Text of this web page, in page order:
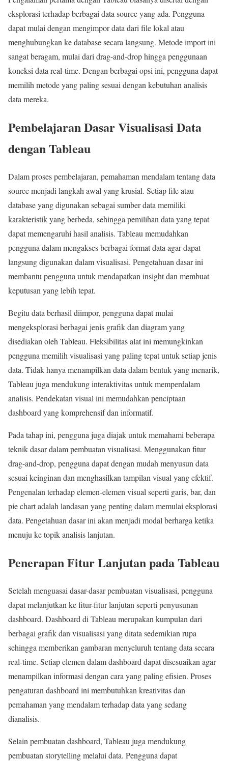
eksplorasi terhadap berbagai data source yang ada. Pengguna
dapat mulai dengan mengimpor data dari file lokal atau
menghubungkan ke database secara langsung. Metode import ini
sangat beragam, mulai dari drag-and-drop hingga penggunaan
koneksi data real-time. Dengan berbagai opsi ini, pengguna dapat
memilih metode yang paling sesuai dengan kebutuhan analisis
data mereka.
Pembelajaran Dasar Visualisasi Data
dengan Tableau
Dalam proses pembelajaran, pemahaman mendalam tentang data
source menjadi langkah awal yang krusial. Setiap file atau
database yang digunakan sebagai sumber data memiliki
karakteristik yang berbeda, sehingga pemilihan data yang tepat
dapat memengaruhi hasil analisis. Tableau memudahkan
pengguna dalam mengakses berbagai format data agar dapat
langsung digunakan dalam visualisasi. Pengetahuan dasar ini
membantu pengguna untuk mendapatkan insight dan membuat
keputusan yang lebih tepat.
Begitu data berhasil diimpor, pengguna dapat mulai
mengeksplorasi berbagai jenis grafik dan diagram yang
disediakan oleh Tableau. Fleksibilitas alat ini memungkinkan
pengguna memilih visualisasi yang paling tepat untuk setiap jenis
data. Tidak hanya menampilkan data dalam bentuk yang menarik,
Tableau juga mendukung interaktivitas untuk memperdalam
analisis. Pendekatan visual ini memudahkan penciptaan
dashboard yang komprehensif dan informatif.
Pada tahap ini, pengguna juga diajak untuk memahami beberapa
teknik dasar dalam pembuatan visualisasi. Menggunakan fitur
drag-and-drop, pengguna dapat dengan mudah menyusun data
sesuai keinginan dan menghasilkan tampilan visual yang efektif.
Pengenalan terhadap elemen-elemen visual seperti garis, bar, dan
pie chart adalah landasan yang penting dalam memulai eksplorasi
data. Pengetahuan dasar ini akan menjadi modal berharga ketika
menuju ke topik analisis lanjutan.
Penerapan Fitur Lanjutan pada Tableau
Setelah menguasai dasar-dasar pembuatan visualisasi, pengguna
dapat melanjutkan ke fitur-fitur lanjutan seperti penyusunan
dashboard. Dashboard di Tableau merupakan kumpulan dari
berbagai grafik dan visualisasi yang ditata sedemikian rupa
sehingga memberikan gambaran menyeluruh tentang data secara
real-time. Setiap elemen dalam dashboard dapat disesuaikan agar
menampilkan informasi dengan cara yang paling efisien. Proses
pengaturan dashboard ini membutuhkan kreativitas dan
pemahaman yang mendalam terhadap data yang sedang
dianalisis.
Selain pembuatan dashboard, Tableau juga mendukung
pembuatan storytelling melalui data. Pengguna dapat